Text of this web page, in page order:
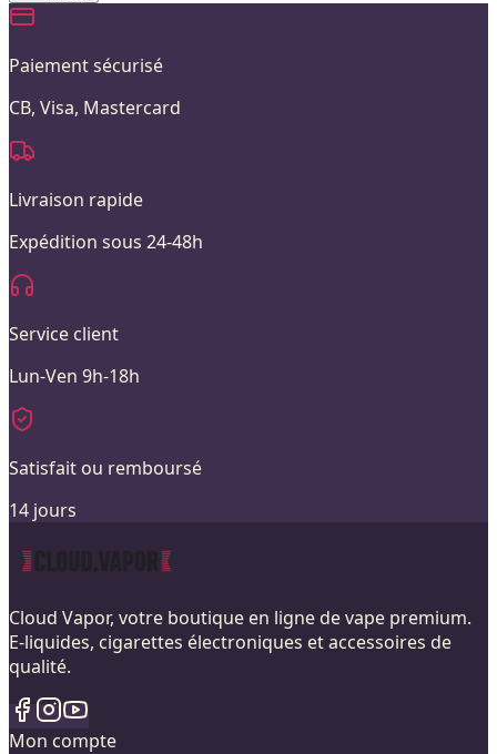
Paiement sécurisé
CB, Visa, Mastercard
Livraison rapide
Expédition sous 24-48h
Service client
Lun-Ven 9h-18h
Satisfait ou remboursé
14 jours
Cloud Vapor, votre boutique en ligne de vape premium.
E-liquides, cigarettes électroniques et accessoires de
qualité.
Mon compte